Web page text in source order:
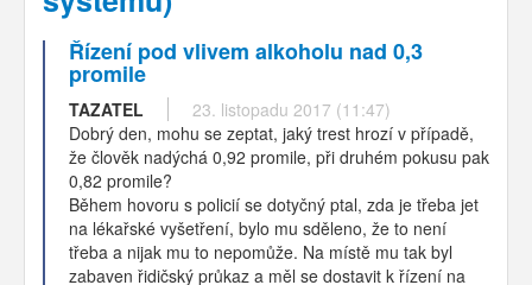
Řízení pod vlivem alkoholu nad 0,3
promile
TAZATEL
23. listopadu 2017 (11:47)
Dobrý den, mohu se zeptat, jaký trest hrozí v případě,
že člověk nadýchá 0,92 promile, při druhém pokusu pak
0,82 promile?
Během hovoru s policií se dotyčný ptal, zda je třeba jet
na lékařské vyšetření, bylo mu sděleno, že to není
třeba a nijak mu to nepomůže. Na místě mu tak byl
zabaven řidičský průkaz a měl se dostavit k řízení na